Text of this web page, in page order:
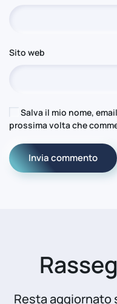
Sito web
Salva il mio nome,
prossima volta che
Invia commento
Resta aggiornato